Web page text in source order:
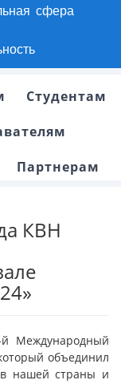
сфера
Студентам
Партнерам
КВН
Международный
объединил
нашей страны и